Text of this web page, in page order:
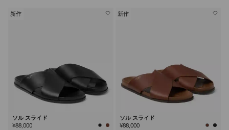
新作
ソル スライド
¥88,000
新作
ソル スライド
¥88,000